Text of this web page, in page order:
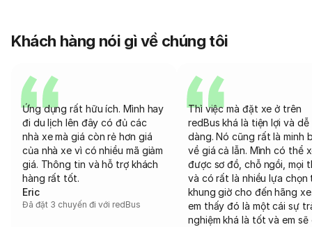
Khách hàng nói gì về chúng tôi
Ứng dụng rất hữu ích. Mình hay
đi du lịch lên đây có đủ các
nhà xe mà giá còn rẻ hơn giá
của nhà xe vì có nhiều mã giảm
giá. Thông tin và hỗ trợ khách
hàng rất tốt.
Eric
Đã đặt 3 chuyến đi với redBus
Thì việc mà đặt xe ở trên
redBus khá là tiện lợi và dễ
dàng. Nó cũng rất là minh
về giá cả lẫn. Mình có thể
được sơ đồ, chỗ ngồi, mọi
và có rất là nhiều lựa chọn
khung giờ cho đến hãng
em thấy đó là một cái sự
nghiệm khá là tốt và em sẽ